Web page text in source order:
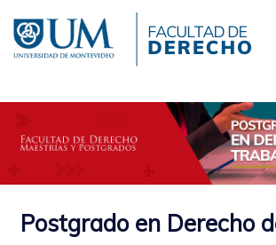
contenido
principal
Postgrado en Derecho